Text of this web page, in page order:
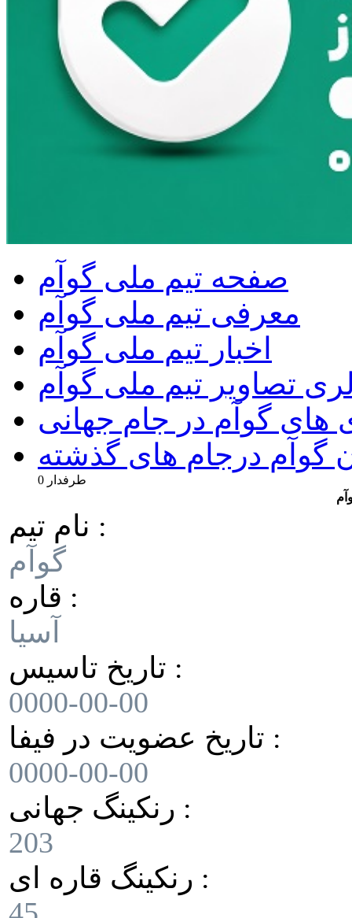
صفحه تیم ملی گوآم
معرفی تیم ملی گوآم
اخبار تیم ملی گوآم
تصاویر تیم ملی گوآم
های گوآم در جام جهانی
گوآم درجام های گذشته
0 طرفدار
نام تیم :
قاره :
تاریخ تاسیس :
0000-00-00
تاریخ عضویت در فیفا :
0000-00-00
رنکینگ جهانی :
203
رنکینگ قاره ای :